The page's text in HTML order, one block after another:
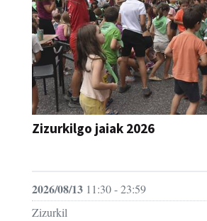
Zizurkilgo jaiak 2026
2026/08/13 11:30 - 23:59
Zizurkil